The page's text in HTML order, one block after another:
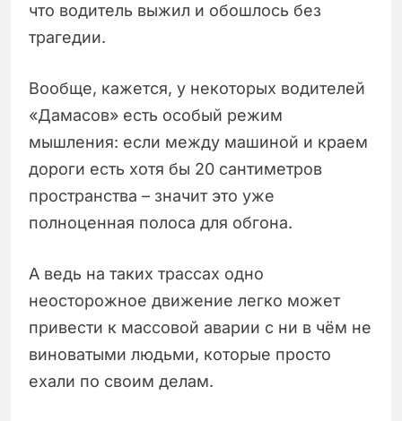
что водитель выжил и обошлось без
трагедии.
Вообще, кажется, у некоторых водителей
«Дамасов» есть особый режим
мышления: если между машиной и краем
дороги есть хотя бы 20 сантиметров
пространства – значит это уже
полноценная полоса для обгона.
А ведь на таких трассах одно
неосторожное движение легко может
привести к массовой аварии с ни в чём не
виноватыми людьми, которые просто
ехали по своим делам.